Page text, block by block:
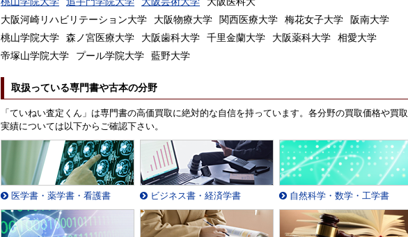
大阪河崎リハビリテーション大学
大阪物療大学 関西医療大学 梅花女子大学
阪南大学
桃山学院大学
森ノ宮医療大学 大阪歯科大学 千里金蘭大学 大阪薬科大学
相愛大学
帝塚山学院大学
プール学院大学 藍野大学
取扱っている専門書や古本の分野
「ていねい査定くん」は専門書の高価買取に絶対的な自信を持っています。各分野の買取価格や買取
実績については以下からご確認下さい。
医学書・薬学書・看護書 ビジネス書・経済学書 自然科学・数学・工学書